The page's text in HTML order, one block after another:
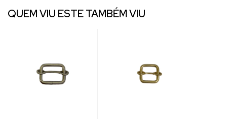
QUEM VIU ESTE TAMBÉM VIU